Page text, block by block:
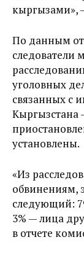
кыргызами»,
По данным
следователи
уголовных
связанных с
Кыргызстана
установлены.
«Из
обвинениям,
следующий:
3% — лица
в отчете